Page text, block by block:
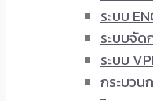
ระบบ
ระบบจัด
ระบบ
กระบวน